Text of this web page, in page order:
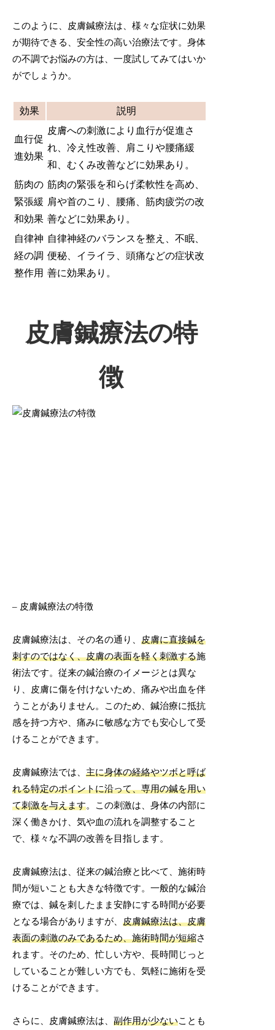
このように、皮膚鍼療法は、様々な症状に効果
が期待できる、安全性の高い治療法です。身体
の不調でお悩みの方は、一度試してみてはいか
がでしょうか。
効果 説明
血行促
進効果
皮膚への刺激により血行が促進さ
れ、冷え性改善、肩こりや腰痛緩
和、むくみ改善などに効果あり。
筋肉の
緊張緩
和効果
筋肉の緊張を和らげ柔軟性を高め、
肩や首のこり、腰痛、筋肉疲労の改
善などに効果あり。
自律神
経の調
整作用
自律神経のバランスを整え、不眠、
便秘、イライラ、頭痛などの症状改
善に効果あり。
皮膚鍼療法の特
徴
– 皮膚鍼療法の特徴
皮膚鍼療法は、その名の通り、皮膚に直接鍼を
刺すのではなく、皮膚の表面を軽く刺激する施
術法です。従来の鍼治療のイメージとは異な
り、皮膚に傷を付けないため、痛みや出血を伴
うことがありません。このため、鍼治療に抵抗
感を持つ方や、痛みに敏感な方でも安心して受
けることができます。
皮膚鍼療法では、主に身体の経絡やツボと呼ば
れる特定のポイントに沿って、専用の鍼を用い
て刺激を与えます。この刺激は、身体の内部に
深く働きかけ、気や血の流れを調整すること
で、様々な不調の改善を目指します。
皮膚鍼療法は、従来の鍼治療と比べて、施術時
間が短いことも大きな特徴です。一般的な鍼治
療では、鍼を刺したまま安静にする時間が必要
となる場合がありますが、皮膚鍼療法は、皮膚
表面の刺激のみであるため、施術時間が短縮さ
れます。そのため、忙しい方や、長時間じっと
していることが難しい方でも、気軽に施術を受
けることができます。
さらに、皮膚鍼療法は、副作用が少ないことも